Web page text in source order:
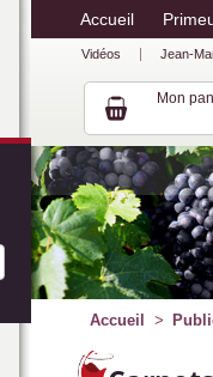
Accueil
Vidéos Jean-
Mon
Accueil